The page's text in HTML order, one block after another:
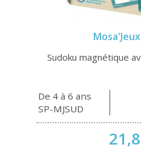
Sudoku magnétique
De 4 à 6 ans
SP-MJSUD